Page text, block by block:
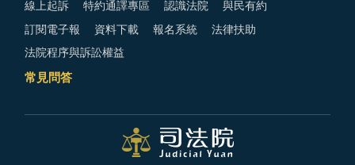
線上起訴 特約通譯專區 認識法院 與民有約
訂閱電子報 資料下載 報名系統 法律扶助
法院程序與訴訟權益
常見問答